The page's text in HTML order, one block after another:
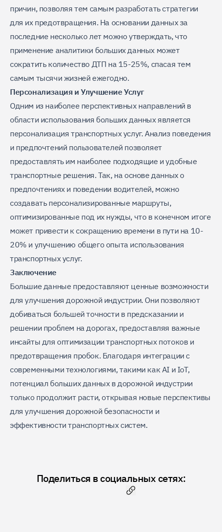
причин, позволяя тем самым разработать стратегии
для их предотвращения. На основании данных за
последние несколько лет можно утверждать, что
применение аналитики больших данных может
сократить количество ДТП на 15-25%, спасая тем
самым тысячи жизней ежегодно.
Персонализация и Улучшение Услуг
Одним из наиболее перспективных направлений в
области использования больших данных является
персонализация транспортных услуг. Анализ поведения
и предпочтений пользователей позволяет
предоставлять им наиболее подходящие и удобные
транспортные решения. Так, на основе данных о
предпочтениях и поведении водителей, можно
создавать персонализированные маршруты,
оптимизированные под их нужды, что в конечном итоге
может привести к сокращению времени в пути на 10-
20% и улучшению общего опыта использования
транспортных услуг.
Заключение
Большие данные предоставляют ценные возможности
для улучшения дорожной индустрии. Они позволяют
добиваться большей точности в предсказании и
решении проблем на дорогах, предоставляя важные
инсайты для оптимизации транспортных потоков и
предотвращения пробок. Благодаря интеграции с
современными технологиями, такими как AI и IoT,
потенциал больших данных в дорожной индустрии
только продолжит расти, открывая новые перспективы
для улучшения дорожной безопасности и
эффективности транспортных систем.
Поделиться в социальных сетях: